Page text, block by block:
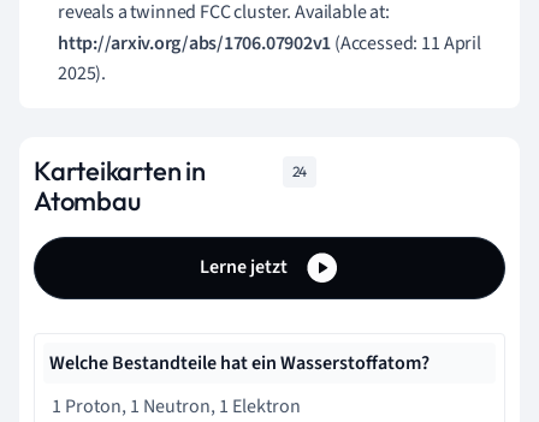
reveals a twinned FCC cluster. Available at:
http://arxiv.org/abs/1706.07902v1(Accessed: 11 April
2025).
Karteikarten in
Atombau
24
Lerne jetzt
Welche Bestandteile hat ein Wasserstoffatom?
1 Proton, 1 Neutron, 1 Elektron